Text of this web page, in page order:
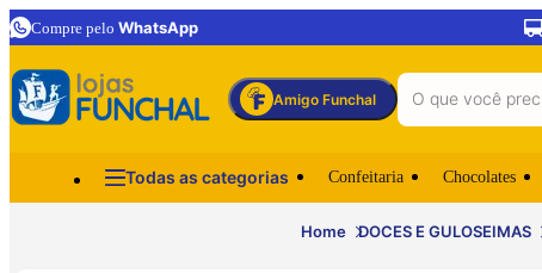
Compre pelo WhatsApp
Amigo Funchal
Todas as categorias Confeitaria Chocolates
Home DOCES E GULOSEIMAS